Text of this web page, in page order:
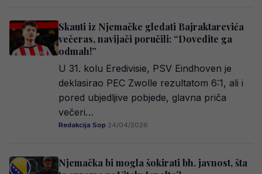
Skauti iz Njemačke gledati Bajraktarevića
večeras, navijači poručili: “Dovedite ga
odmah!”
U 31. kolu Eredivisie, PSV Eindhoven je
deklasirao PEC Zwolle rezultatom 6:1, ali i
pored ubjedljive pobjede, glavna priča
večeri…
Redakcija Sop·24/04/2026
Njemačka bi mogla šokirati bh. javnost, šta